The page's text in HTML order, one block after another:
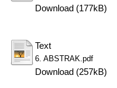
Download (177kB)
Text
6. ABSTRAK.pdf
Download (257kB)